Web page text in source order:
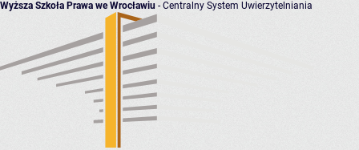
Wyższa Szkoła Prawa we Wrocławiu - Centralny System Uwierzytelniania